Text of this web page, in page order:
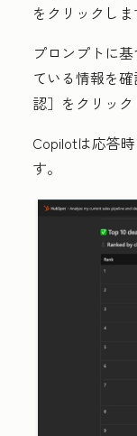
をクリックしま
プロンプトに
ている情報を
認］ をクリック
Copilotは応答
す。